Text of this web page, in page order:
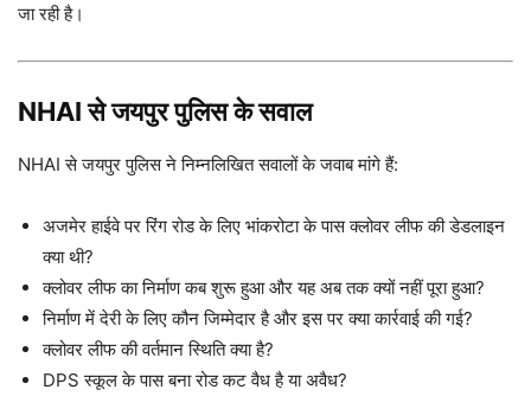
जा रही है।
NHAI से जयपुर पुलिस के सवाल
NHAI से जयपुर पुलिस ने निम्नलिखित सवालों के जवाब मांगे हैं:
अजमेर हाईवे पर रिंग रोड के लिए भांकरोटा के पास क्लोवर लीफ की डेडलाइन
क्या थी?
क्लोवर लीफ का निर्माण कब शुरू हुआ और यह अब तक क्यों नहीं पूरा हुआ?
निर्माण में देरी के लिए कौन जिम्मेदार है और इस पर क्या कार्रवाई की गई?
क्लोवर लीफ की वर्तमान स्थिति क्या है?
DPS स्कूल के पास बना रोड कट वैध है या अवैध?